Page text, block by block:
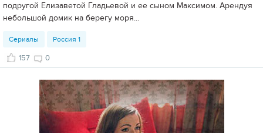
подругой Елизаветой Гладьевой и ее сыном Максимом. Арендуя
небольшой домик на берегу моря...
Сериалы Россия 1
157 0